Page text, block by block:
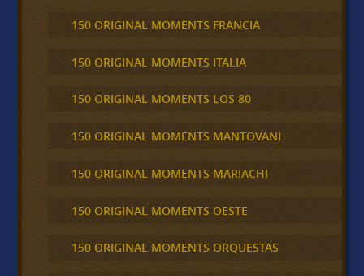
150 ORIGINAL MOMENTS FRANCIA
150 ORIGINAL MOMENTS ITALIA
150 ORIGINAL MOMENTS LOS 80
150 ORIGINAL MOMENTS MANTOVANI
150 ORIGINAL MOMENTS MARIACHI
150 ORIGINAL MOMENTS OESTE
150 ORIGINAL MOMENTS ORQUESTAS